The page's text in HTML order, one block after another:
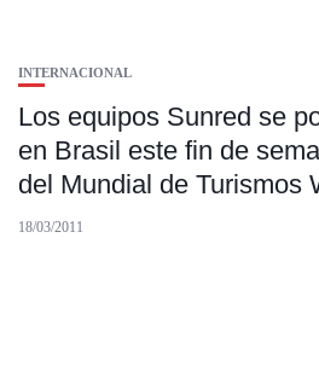
INTERNACIONAL
Los equipos Sunred se
en Brasil este fin de
del Mundial de Turismos
18/03/2011